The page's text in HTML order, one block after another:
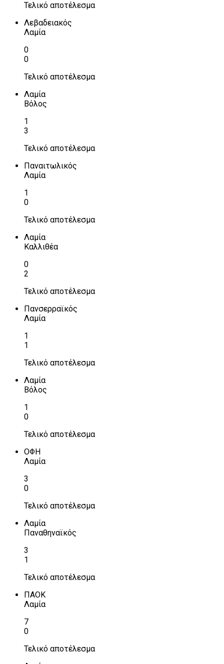
Τελικό αποτέλεσμα
Λεβαδειακός
Λαμία
0
0
Τελικό αποτέλεσμα
Λαμία
Βόλος
1
3
Τελικό αποτέλεσμα
Παναιτωλικός
Λαμία
1
0
Τελικό αποτέλεσμα
Λαμία
Καλλιθέα
0
2
Τελικό αποτέλεσμα
Πανσερραϊκός
Λαμία
1
1
Τελικό αποτέλεσμα
Λαμία
Βόλος
1
0
Τελικό αποτέλεσμα
ΟΦΗ
Λαμία
3
0
Τελικό αποτέλεσμα
Λαμία
Παναθηναϊκός
3
1
Τελικό αποτέλεσμα
ΠΑΟΚ
Λαμία
7
0
Τελικό αποτέλεσμα